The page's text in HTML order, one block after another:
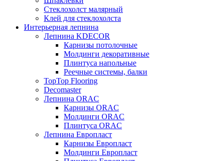
Стеклохолст малярный
Клей для стеклохолста
Интерьерная лепнина
Лепнина KDECOR
Карнизы потолочные
Молдинги декоративные
Плинтуса напольные
Реечные системы, балки
TopTop Flooring
Decomaster
Лепнина ORAC
Карнизы ORAC
Молдинги ORAC
Плинтуса ORAC
Лепнина Европласт
Карнизы Европласт
Молдинги Европласт